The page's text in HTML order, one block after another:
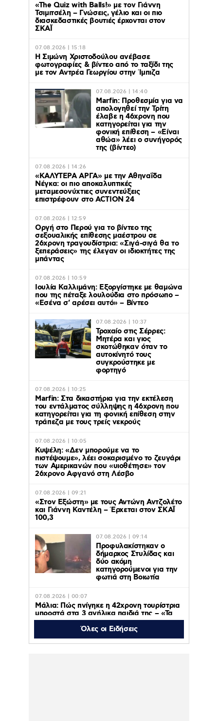
«The Quiz with Balls!» με τον Γιάννη
Τσιμιτσέλη – Γνώσεις, γέλιο και οι πιο
διασκεδαστικές βουτιές έρχονται στον
ΣΚΑΪ
07.08.2026 | 15:18
Η Σιμώνη Χριστοδούλου ανέβασε
φωτογραφίες & βίντεο από το ταξίδι της
με τον Αντρέα Γεωργίου στην Ίμπιζα
07.08.2026 | 14:40
Marfin: Προθεσμία για να
απολογηθεί την Τρίτη
έλαβε η 46χρονη που
κατηγορείται για την
φονική επίθεση – «Είναι
αθώα» λέει ο συνήγορός
της (βίντεο)
07.08.2026 | 14:26
«ΚΑΛΥΤΕΡΑ ΑΡΓΑ» με την Αθηναΐδα
Νέγκα: οι πιο αποκαλυπτικές
μεταμεσονύχτιες συνεντεύξεις
επιστρέφουν στο ACTION 24
07.08.2026 | 12:59
Οργή στο Περού για το βίντεο της
σεξουαλικής επίθεσης μαέστρου σε
26χρονη τραγουδίστρια: «Σιγά-σιγά θα το
ξεπεράσεις» της έλεγαν οι ιδιοκτήτες της
μπάντας
07.08.2026 | 10:59
Ιουλία Καλλιμάνη: Εξοργίστηκε με θαμώνα
που της πέταξε λουλούδια στο πρόσωπο –
«Εσένα σ’ αρέσει αυτό» – Βίντεο
07.08.2026 | 10:37
Τροχαίο στις Σέρρες:
Μητέρα και γιος
σκοτώθηκαν όταν το
αυτοκίνητό τους
συγκρούστηκε με
φορτηγό
07.08.2026 | 10:25
Marfin: Στα δικαστήρια για την εκτέλεση
του εντάλματος σύλληψης η 46χρονη που
κατηγορείται για τη φονική επίθεση στην
τράπεζα με τους τρείς νεκρούς
07.08.2026 | 10:05
Κυψέλη: «Δεν μπορούμε να το
πιστέψουμε», λέει σοκαρισμένο το ζευγάρι
των Αμερικανών που «υιοθέτησε» τον
26χρονο Αφγανό στη Λέσβο
07.08.2026 | 09:21
«Στον Εξώστη» με τους Αντώνη Αντζολέτο
και Γιάννη Καντέλη – Έρχεται στον ΣΚΑΪ
100,3
07.08.2026 | 09:14
Προφυλακίστηκαν ο
δήμαρχος Στυλίδας και
δύο ακόμη
κατηγορούμενοι για την
φωτιά στη Βοιωτία
07.08.2026 | 00:07
Μάλια: Πώς πνίγηκε η 42χρονη τουρίστρια
μπροστά στα 3 ανήλικα παιδιά της – «Τα
παιδιά φώναζαν και έκλαιγαν, ήταν σε
κατάσταση πανικού»Όλες οι Ειδήσεις